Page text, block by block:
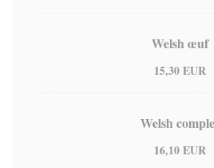
Welsh œuf
15,30 EUR
Welsh
16,10 EUR